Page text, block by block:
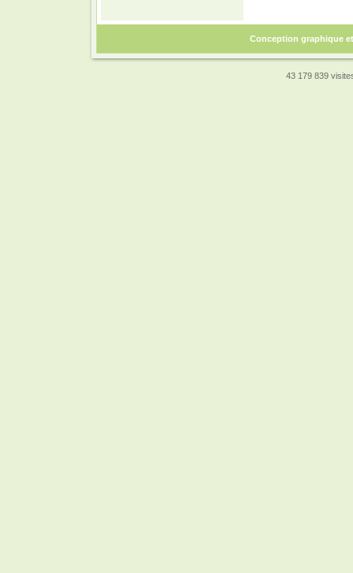
Conception graphique
43 179 839